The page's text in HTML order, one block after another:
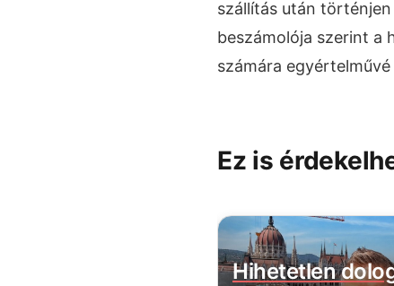
szállítás után
beszámolója szerint a
számára
Ez is
Hihetetlen